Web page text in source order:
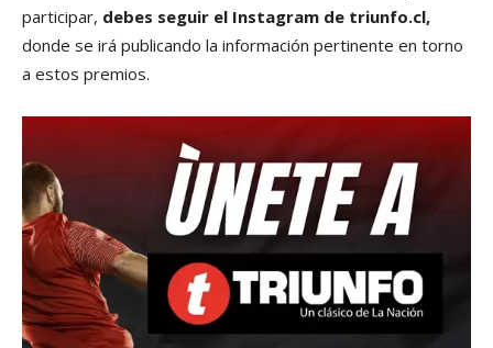
participar, debes seguir el Instagram de triunfo.cl,
donde se irá publicando la información pertinente en torno
a estos premios.